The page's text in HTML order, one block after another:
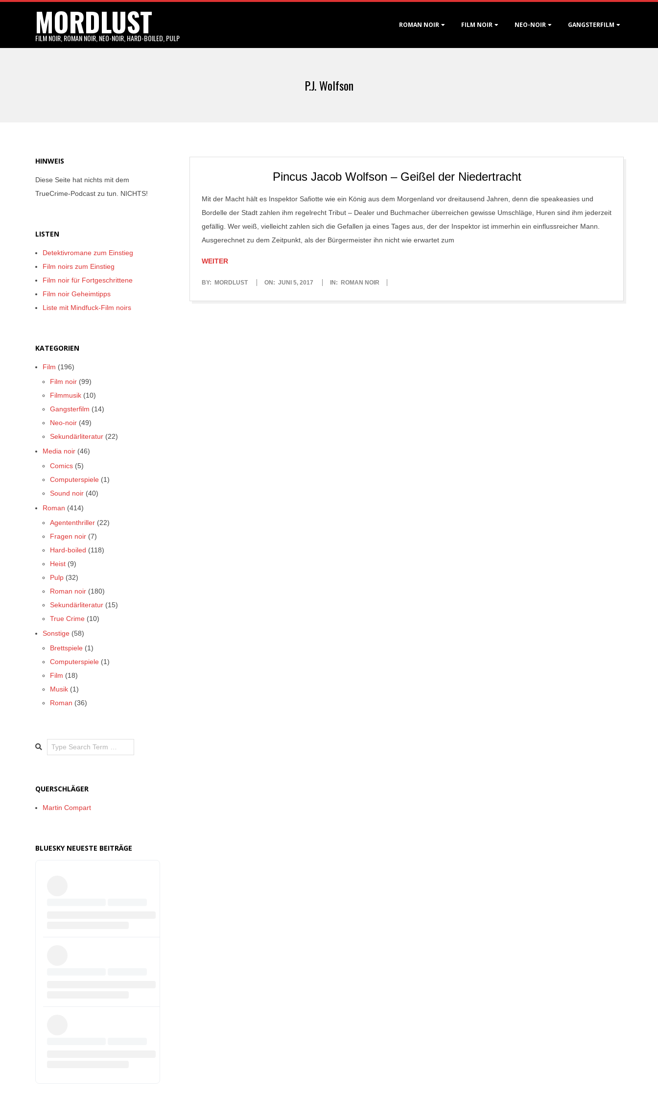
MORDLUST
FILM NOIR, ROMAN NOIR, NEO-NOIR, HARD-BOILED, PULP
ROMAN NOIR FILM NOIR NEO-NOIR GANGSTERFILM
P.J. Wolfson
Pincus Jacob Wolfson – Geißel der Niedertracht
Mit der Macht hält es Inspektor Safiotte wie ein König aus dem Morgenland vor dreitausend Jahren, denn die speakeasies und
Bordelle der Stadt zahlen ihm regelrecht Tribut – Dealer und Buchmacher überreichen gewisse Umschläge, Huren sind ihm jederzeit
gefällig. Wer weiß, vielleicht zahlen sich die Gefallen ja eines Tages aus, der der Inspektor ist immerhin ein einflussreicher Mann.
Ausgerechnet zu dem Zeitpunkt, als der Bürgermeister ihn nicht wie erwartet zum
WEITER
2017-
BY: MORDLUST ON: JUNI 5, 2017 IN: ROMAN NOIR
HINWEIS
Diese Seite hat nichts mit dem
TrueCrime-Podcast zu tun. NICHTS!
LISTEN
Detektivromane zum Einstieg
Film noirs zum Einstieg
Film noir für Fortgeschrittene
Film noir Geheimtipps
Liste mit Mindfuck-Film noirs
KATEGORIEN
Film (196)
Film noir (99)
Filmmusik (10)
Gangsterfilm (14)
Neo-noir (49)
Sekundärliteratur (22)
Media noir (46)
Comics (5)
Computerspiele (1)
Sound noir (40)
Roman (414)
Agententhriller (22)
Fragen noir (7)
Hard-boiled (118)
Heist (9)
Pulp (32)
Roman noir (180)
Sekundärliteratur (15)
True Crime (10)
Sonstige (58)
Brettspiele (1)
Computerspiele (1)
Film (18)
Musik (1)
Roman (36)
Search
QUERSCHLÄGER
Martin Compart
BLUESKY NEUESTE BEITRÄGE